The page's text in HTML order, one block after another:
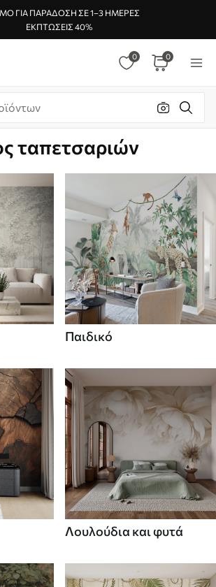
ΓΙΑ ΠΑΡΆΔΟΣΗ ΣΕ 1–3 ΗΜΈΡΕΣ
ΕΚΠΤΏΣΕΙΣ 40%
0 0
ταπετσαριών
Παιδικό
Λουλούδια και φυτά